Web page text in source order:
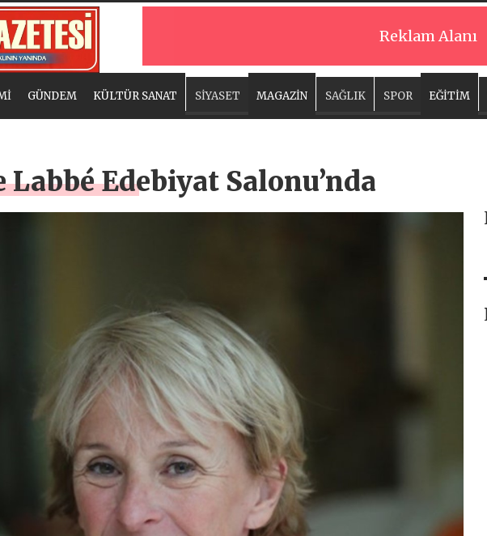
Reklam Alanı
GÜNDEM KÜLTÜR SANAT SİYASET MAGAZİN SAĞLIK SPOR EĞİTİM
Edebiyat Salonu’nda